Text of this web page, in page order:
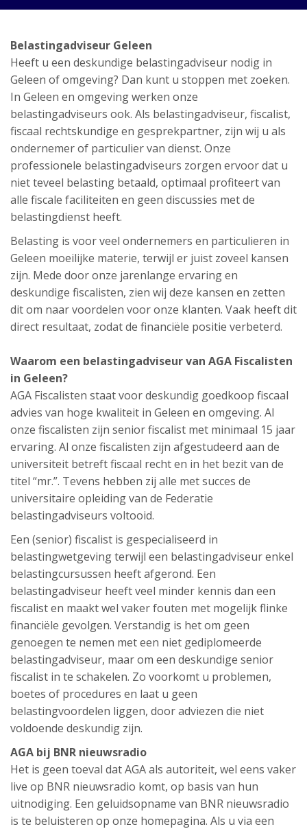
Belastingadviseur Geleen
Heeft u een deskundige belastingadviseur nodig in
Geleen of omgeving? Dan kunt u stoppen met zoeken.
In Geleen en omgeving werken onze
belastingadviseurs ook. Als belastingadviseur, fiscalist,
fiscaal rechtskundige en gesprekpartner, zijn wij u als
ondernemer of particulier van dienst. Onze
professionele belastingadviseurs zorgen ervoor dat u
niet teveel belasting betaald, optimaal profiteert van
alle fiscale faciliteiten en geen discussies met de
belastingdienst heeft.
Belasting is voor veel ondernemers en particulieren in
Geleen moeilijke materie, terwijl er juist zoveel kansen
zijn. Mede door onze jarenlange ervaring en
deskundige fiscalisten, zien wij deze kansen en zetten
dit om naar voordelen voor onze klanten. Vaak heeft dit
direct resultaat, zodat de financiële positie verbeterd.
Waarom een belastingadviseur van AGA Fiscalisten
in Geleen?
AGA Fiscalisten staat voor deskundig goedkoop fiscaal
advies van hoge kwaliteit in Geleen en omgeving. Al
onze fiscalisten zijn senior fiscalist met minimaal 15 jaar
ervaring. Al onze fiscalisten zijn afgestudeerd aan de
universiteit betreft fiscaal recht en in het bezit van de
titel “mr.”. Tevens hebben zij alle met succes de
universitaire opleiding van de Federatie
belastingadviseurs voltooid.
Een (senior) fiscalist is gespecialiseerd in
belastingwetgeving terwijl een belastingadviseur enkel
belastingcursussen heeft afgerond. Een
belastingadviseur heeft veel minder kennis dan een
fiscalist en maakt wel vaker fouten met mogelijk flinke
financiële gevolgen. Verstandig is het om geen
genoegen te nemen met een niet gediplomeerde
belastingadviseur, maar om een deskundige senior
fiscalist in te schakelen. Zo voorkomt u problemen,
boetes of procedures en laat u geen
belastingvoordelen liggen, door adviezen die niet
voldoende deskundig zijn.
AGA bij BNR nieuwsradio
Het is geen toeval dat AGA als autoriteit, wel eens vaker
live op BNR nieuwsradio komt, op basis van hun
uitnodiging. Een geluidsopname van BNR nieuwsradio
is te beluisteren op onze homepagina. Als u via een